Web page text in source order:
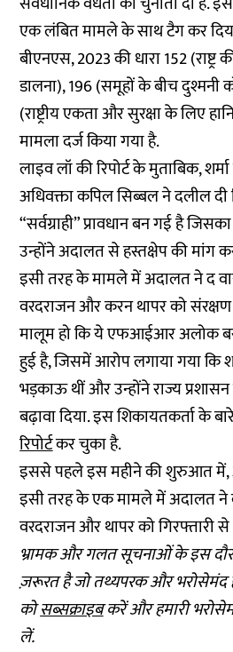
एक लंबित मामले के साथ टैग कर
बीएनएस, 2023 की धारा 152
डालना), 196 (समूहों के बीच दुश्मनी
(राष्ट्रीय एकता और सुरक्षा के लिए
मामला दर्ज किया गया है.
लाइव लॉ की रिपोर्ट के मुताबिक,
अधिवक्ता कपिल सिब्बल ने दलील दी
“सर्वग्राही” प्रावधान बन गई है
उन्होंने अदालत से हस्तक्षेप की मांग
इसी तरह के मामले में अदालत ने द
वरदराजन और करन थापर को संरक्षण
मालूम हो कि ये एफआईआर अलोक
हुई है, जिसमें आरोप लगाया गया कि
भड़काऊ थीं और उन्होंने राज्य प्रशासन
बढ़ावा दिया. इस शिकायतकर्ता के
रिपोर्टकर चुका है.
इससे पहले इस महीने की शुरुआत में,
इसी तरह के एक मामले में अदालत ने
वरदराजन और थापर को गिरफ्तारी
भ्रामक और गलत सूचनाओं के इस
ज़रूरत है जो तथ्यपरक और भरोसेमंद
कोसब्सक्राइबकरें और हमारी
लें.